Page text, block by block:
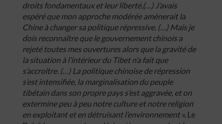
droits fondamentaux et leur liberté.(…) J’avais
espéré que mon approche modérée amènerait la
Chine à changer sa politique répressive. (…) Mais je
dois reconnaître que le gouvernement chinois a
rejeté toutes mes ouvertures alors que la gravité de
la situation à l’intérieur du Tibet n’a fait que
s’accroître. (…) La politique chinoise de répression
s’est intensifiée, la marginalisation du peuple
tibétain dans son propre pays s’est aggravée, et on
extermine peu à peu notre culture et notre religion
en exploitant et en détruisant l’environnement ». Le